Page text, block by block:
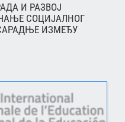
И РАЗВОЈ
СОЦИЈАЛНОГ
ИЗМЕЂУ